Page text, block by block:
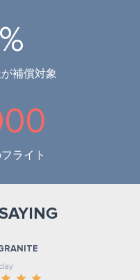
補償対象
ライト